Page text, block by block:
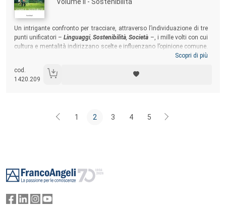
Volume II - Sostenibilità
Sommario:
Un intrigante confronto per tracciare, attraverso l’individuazione di tre
punti unificatori –Linguaggi, Sostenibilità, Società –, i mille volti con cui
cultura e mentalità indirizzano scelte e influenzano l’opinione comune.
, parte dai modelli di governance nel
attraverso il caso Napoli
. Il libro prende in esame poi il binomio moda e
tecnologia, che rappresenta un’originale sfida per l’innovazione.
Scopri di più
cod.
1420.209
1 2 3 4 5